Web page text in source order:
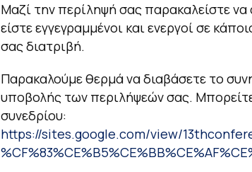
Μαζί την περίληψή σας παρακαλείστε
είστε εγγεγραμμένοι και ενεργοί σε
σας διατριβή.
Παρακαλούμε θερμά να διαβάσετε το
υποβολής των περιλήψεών σας. Μπορείτε
συνεδρίου:
https://sites.google.com/view/